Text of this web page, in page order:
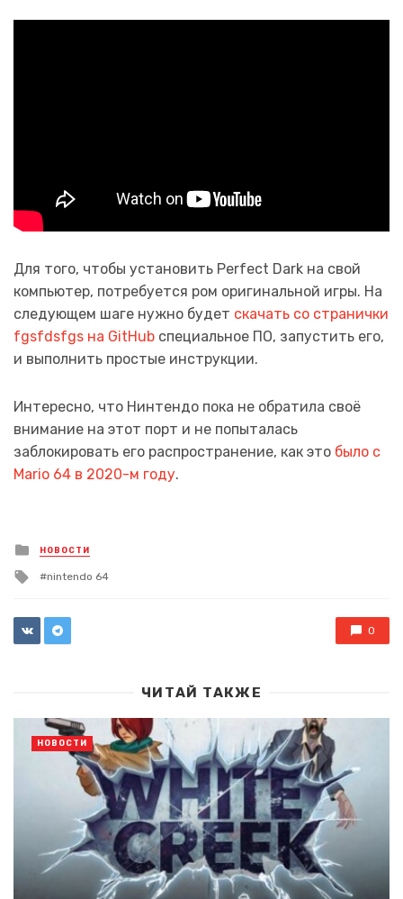
Для того, чтобы установить Perfect Dark на свой
компьютер, потребуется ром оригинальной игры. На
следующем шаге нужно будет скачать со странички
fgsfdsfgs на GitHub специальное ПО, запустить его,
и выполнить простые инструкции.
Интересно, что Нинтендо пока не обратила своё
внимание на этот порт и не попыталась
заблокировать его распространение, как это было с
Mario 64 в 2020-м году.
Posted
in
НОВОСТИ
Tagged
nintendo 64
0
ЧИТАЙ ТАКЖЕ
НОВОСТИ